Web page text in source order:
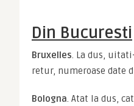
Din Bucuresti
Bruxelles. La dus,
retur, numeroase date
Bologna. Atat la dus,